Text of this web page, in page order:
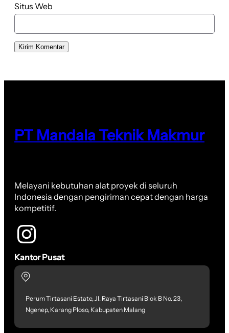
Situs Web
PT Mandala Teknik Makmur
Melayani kebutuhan alat proyek di seluruh
Indonesia dengan pengiriman cepat dengan harga
kompetitif.
Kantor Pusat
Perum Tirtasani Estate, Jl. Raya Tirtasani Blok B No. 23,
Ngenep, Karang Ploso, Kabupaten Malang